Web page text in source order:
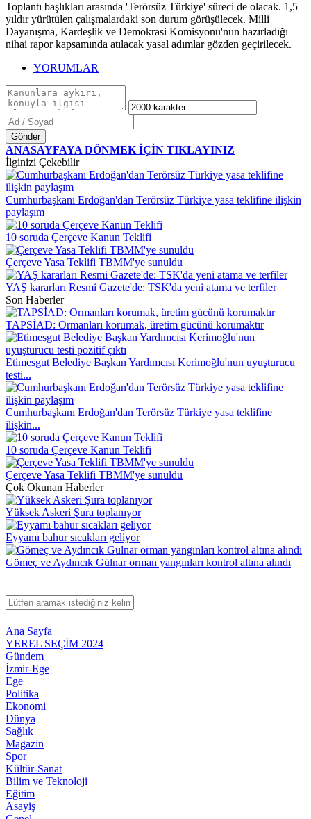
Toplantı başlıkları arasında 'Terörsüz Türkiye' süreci de olacak. 1,5
yıldır yürütülen çalışmalardaki son durum görüşülecek. Milli
Dayanışma, Kardeşlik ve Demokrasi Komisyonu'nun hazırladığı
nihai rapor kapsamında atılacak yasal adımlar gözden geçirilecek.
YORUMLAR
Gönder
ANASAYFAYA DÖNMEK İÇİN TIKLAYINIZ
İlginizi Çekebilir
Cumhurbaşkanı Erdoğan'dan Terörsüz Türkiye yasa teklifine ilişkin
paylaşım
10 soruda Çerçeve Kanun Teklifi
Çerçeve Yasa Teklifi TBMM'ye sunuldu
YAŞ kararları Resmi Gazete'de: TSK'da yeni atama ve terfiler
Son Haberler
TAPSİAD: Ormanları korumak, üretim gücünü korumaktır
Etimesgut Belediye Başkan Yardımcısı Kerimoğlu'nun uyuşturucu
testi...
Cumhurbaşkanı Erdoğan'dan Terörsüz Türkiye yasa teklifine
ilişkin...
10 soruda Çerçeve Kanun Teklifi
Çerçeve Yasa Teklifi TBMM'ye sunuldu
Çok Okunan Haberler
Yüksek Askeri Şura toplanıyor
Eyyamı bahur sıcakları geliyor
Gömeç ve Aydıncık Gülnar orman yangınları kontrol altına alındı
Ana Sayfa
YEREL SEÇİM 2024
Gündem
İzmir-Ege
Ege
Politika
Ekonomi
Dünya
Sağlık
Magazin
Spor
Kültür-Sanat
Bilim ve Teknoloji
Eğitim
Asayiş